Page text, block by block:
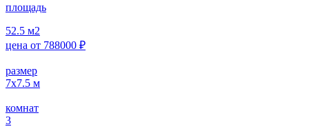
площадь
52.5 м2
цена от 788000 ₽
размер
7х7.5 м
комнат
3